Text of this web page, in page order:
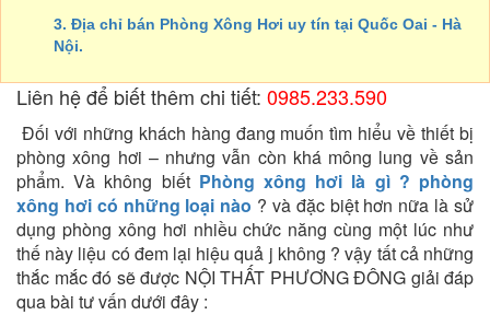
3. Địa chỉ bán Phòng Xông Hơi uy tín tại Quốc Oai - Hà
Nội.
Liên hệ để biết thêm chi tiết: 0985.233.590
Đối với những khách hàng đang muốn tìm hiểu về thiết bị
phòng xông hơi – nhưng vẫn còn khá mông lung về sản
phẩm. Và không biết Phòng xông hơi là gì ? phòng
xông hơi có những loại nào ? và đặc biệt hơn nữa là sử
dụng phòng xông hơi nhiều chức năng cùng một lúc như
thế này liệu có đem lại hiệu quả j không ? vậy tất cả những
thắc mắc đó sẽ được NỘI THẤT PHƯƠNG ĐÔNG giải đáp
qua bài tư vấn dưới đây :